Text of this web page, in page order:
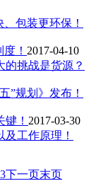
包装更环保！
！ 2017-04-10
挑战是货源？
”规划》发布！
！ 2017-03-30
工作原理！
下一页末页